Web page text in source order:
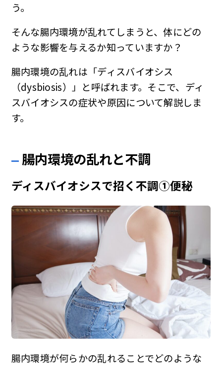
う。
そんな腸内環境が乱れてしまうと、体にどの
ような影響を与えるか知っていますか？
腸内環境の乱れは「ディスバイオシス
（dysbiosis）」と呼ばれます。そこで、ディ
スバイオシスの症状や原因について解説しま
す。
腸内環境の乱れと不調
ディスバイオシスで招く不調①便秘
腸内環境が何らかの乱れることでどのような